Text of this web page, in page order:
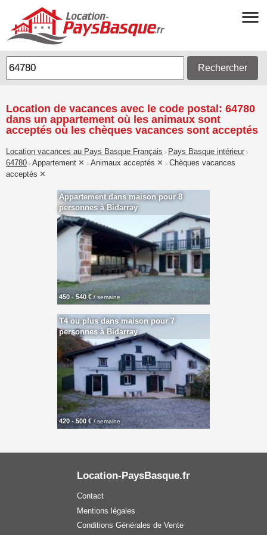
Rechercher
Location de vacances avec le code postal: 64780
dans un appartement où les animaux sont
acceptés où les chèques vacances sont acceptés
Location vacances au Pays Basque Français > Pays Basque intérieur >
64780 > Appartement > Animaux acceptés > Chèques vacances
acceptés
Appartement dans maison pour 8
personnes à Bidarray
450 - 540 € / semaine
T4 ou plus dans maison pour 7
personnes à Bidarray
420 - 500 € / semaine
Location-PaysBasque.fr
Contact
Mentions légales
Conditions Générales de Vente